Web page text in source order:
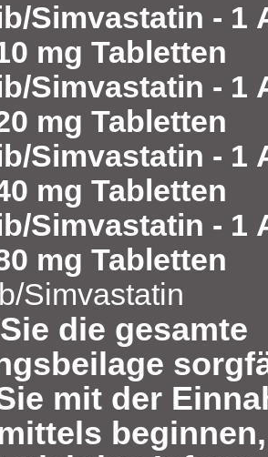
Simvastatin - 1
mg Tabletten
Simvastatin - 1
mg Tabletten
Simvastatin - 1
mg Tabletten
Simvastatin - 1
mg Tabletten
Simvastatin
die gesamte
mit der